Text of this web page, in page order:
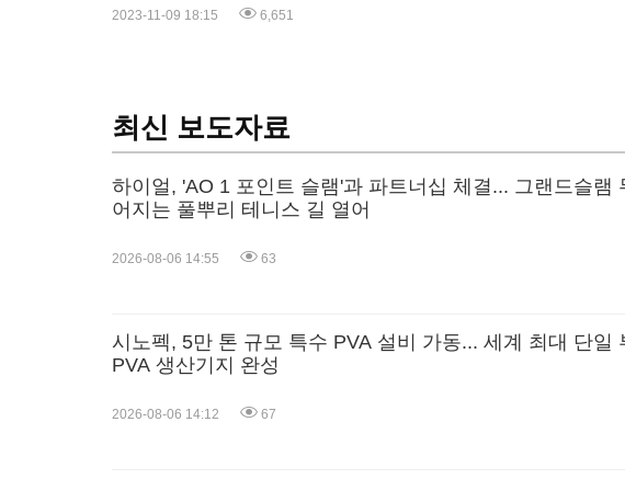
2023-11-09 18:15 6,651
최신 보도자료
하이얼, 'AO 1 포인트 슬램'과 파트너십 체결... 그랜드슬램
어지는 풀뿌리 테니스 길 열어
2026-08-06 14:55 63
시노펙, 5만 톤 규모 특수 PVA 설비 가동... 세계 최대 단일
PVA 생산기지 완성
2026-08-06 14:12 67